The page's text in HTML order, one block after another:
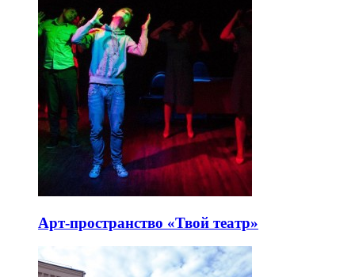
Арт-пространство «Твой театр»